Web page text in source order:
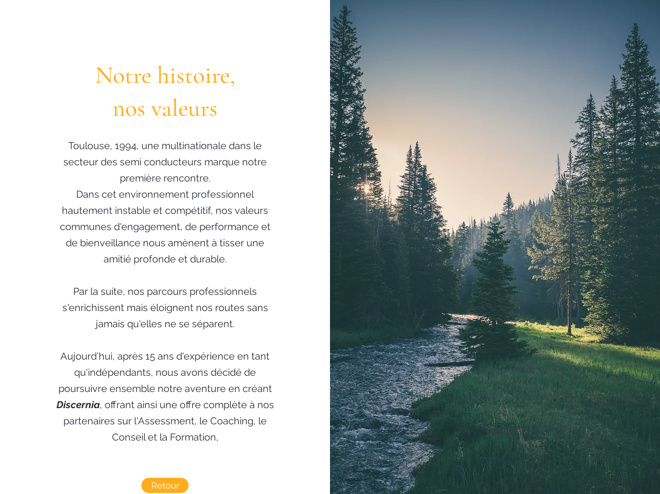
Notre histoire,
nos valeurs
Toulouse, 1994, une multinationale dans le
secteur des semi conducteurs marque notre
première rencontre.
Dans cet environnement professionnel
hautement instable et compétitif, nos valeurs
communes d'engagement, de performance et
de bienveillance nous amènent à tisser une
amitié profonde et durable.
Par la suite, nos parcours professionnels
s'enrichissent mais éloignent nos routes sans
jamais qu'elles ne se séparent.
Aujourd'hui, après 15 ans d'expérience en tant
qu'indépendants, nous avons décidé de
poursuivre ensemble notre aventure en créant
Discernia, offrant ainsi une offre complète à nos
partenaires sur l'Assessment, le Coaching, le
Conseil et la Formation,
Retour